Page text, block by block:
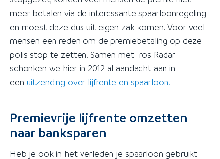
meer betalen via de interessante spaarloonregeling
en moest deze dus uit eigen zak komen. Voor veel
mensen een reden om de premiebetaling op deze
polis stop te zetten. Samen met Tros Radar
schonken we hier in 2012 al aandacht aan in
een uitzending over lijfrente en spaarloon.
Premievrije lijfrente omzetten
naar banksparen
Heb je ook in het verleden je spaarloon gebruikt